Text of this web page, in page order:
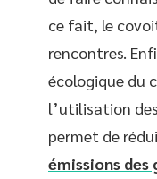
ce fait, le
rencontres.
écologique du
l’utilisation
permet de
émissions